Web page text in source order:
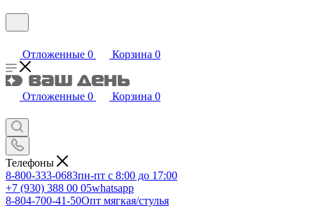
Отложенные 0 Корзина 0
Отложенные 0 Корзина 0
Телефоны
8-800-333-0683пн-пт с 8:00 до 17:00
+7 (930) 388 00 05whatsapp
8-804-700-41-50Опт мягкая/стулья